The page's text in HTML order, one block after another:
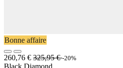
Bonne affaire
260,76 € 325,95€ -20%
Black Diamond